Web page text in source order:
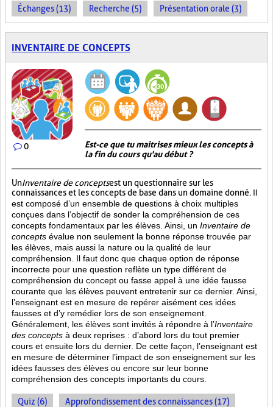
Échanges (13) Recherche (5) Présentation orale (3)
INVENTAIRE DE CONCEPTS
0
Est-ce que tu maitrises mieux les concepts à
la fin du cours qu'au début ?
UnInventaire de conceptsest un questionnaire sur les
connaissances et les concepts de base dans un domaine donné. Il
est composé d’un ensemble de questions à choix multiples
conçues dans l’objectif de sonder la compréhension de ces
concepts fondamentaux par les élèves. Ainsi, un Inventaire de
concepts évalue non seulement la bonne réponse trouvée par
les élèves, mais aussi la nature ou la qualité de leur
compréhension. Il faut donc que chaque option de réponse
incorrecte pour une question reflète un type différent de
compréhension du concept ou fasse appel à une idée fausse
courante que les élèves peuvent entretenir sur ce dernier. Ainsi,
l’enseignant est en mesure de repérer aisément ces idées
fausses et d’y remédier lors de son enseignement.
Généralement, les élèves sont invités à répondre à l’Inventaire
des concepts à deux reprises : d’abord lors du tout premier
cours et ensuite lors du dernier. De cette façon, l’enseignant est
en mesure de déterminer l’impact de son enseignement sur les
idées fausses des élèves ou encore sur leur bonne
compréhension des concepts importants du cours.
Quiz (6) Approfondissement des connaissances (17)